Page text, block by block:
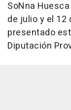
SoNna
de julio y el 12
presentado
Diputación